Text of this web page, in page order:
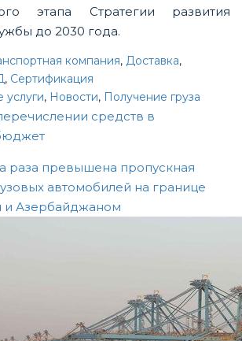
этапа Стратегии развития
до 2030 года.
компания, Доставка,
, Сертификация
услуги, Новости, Получение груза
средств в
раза превышена пропускная
автомобилей на границе
и Азербайджаном